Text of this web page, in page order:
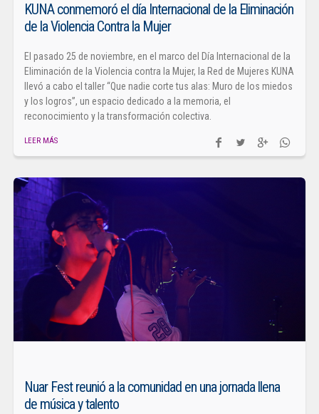
KUNA conmemoró el día Internacional de la Eliminación
de la Violencia Contra la Mujer
El pasado 25 de noviembre, en el marco del Día Internacional de la
Eliminación de la Violencia contra la Mujer, la Red de Mujeres KUNA
llevó a cabo el taller “Que nadie corte tus alas: Muro de los miedos
y los logros”, un espacio dedicado a la memoria, el
reconocimiento y la transformación colectiva.
LEER MÁS
Nuar Fest reunió a la comunidad en una jornada llena
de música y talento